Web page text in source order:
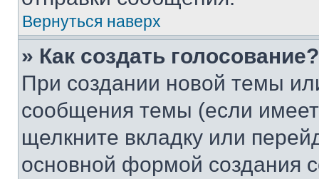
Вернуться наверх
» Как создать голосование?
При создании новой темы
сообщения темы (если
щелкните вкладку или
основной формой создания